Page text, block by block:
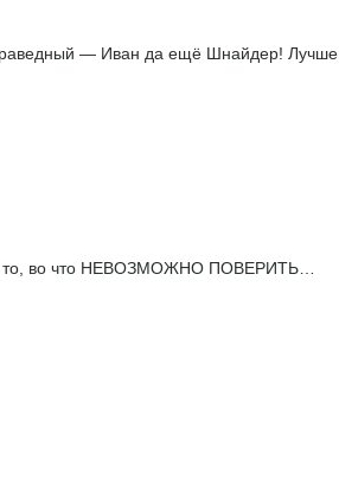
— Иван да ещё Шнайдер! Лучше
то, во что НЕВОЗМОЖНО ПОВЕРИТЬ…